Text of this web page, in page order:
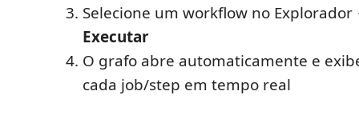
Selecione um workflow no
Executar
O grafo abre automaticamente e
cada job/step em tempo real